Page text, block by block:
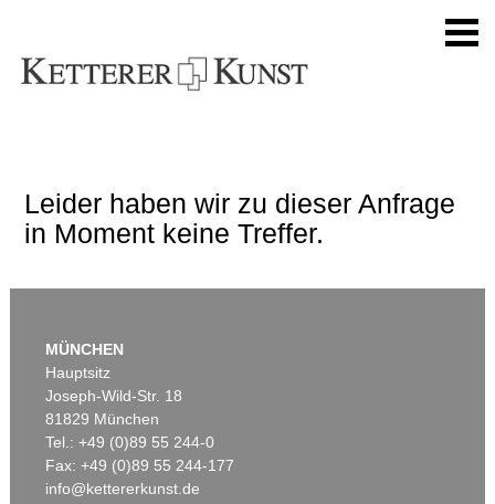
Leider haben wir zu dieser Anfrage
in Moment keine Treffer.
MÜNCHEN
Hauptsitz
Joseph-Wild-Str. 18
81829 München
Tel.: +49 (0)89 55 244-0
Fax: +49 (0)89 55 244-177
info@kettererkunst.de